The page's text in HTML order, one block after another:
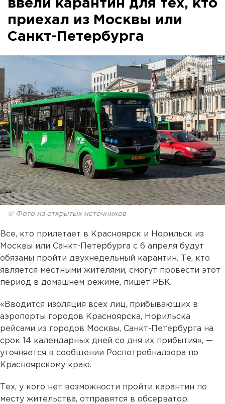
ввели карантин для тех, кто
приехал из Москвы или
Санкт-Петербурга
© Фото из открытых источников
Все, кто прилетает в Красноярск и Норильск из
Москвы или Санкт-Петербурга с 6 апреля будут
обязаны пройти двухнедельный карантин. Те, кто
является местными жителями, смогут провести этот
период в домашнем режиме, пишет РБК.
«Вводится изоляция всех лиц, прибывающих в
аэропорты городов Красноярска, Норильска
рейсами из городов Москвы, Санкт-Петербурга на
срок 14 календарных дней со дня их прибытия», —
уточняется в сообщении Роспотребнадзора по
Красноярскому краю.
Тех, у кого нет возможности пройти карантин по
месту жительства, отправятся в обсерватор.